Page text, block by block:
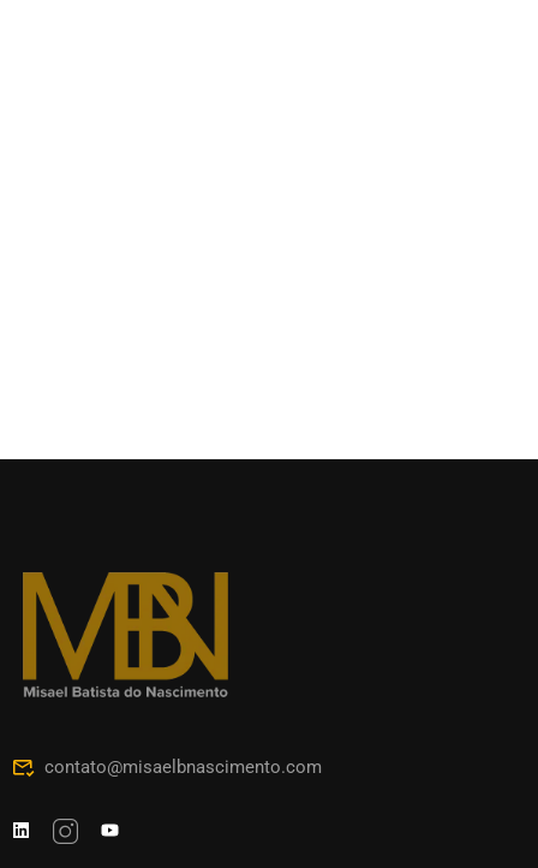
contato@misaelbnascimento.com